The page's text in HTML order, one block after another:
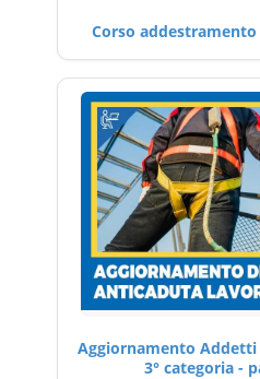
Corso
Aggiornamento
3° categoria -